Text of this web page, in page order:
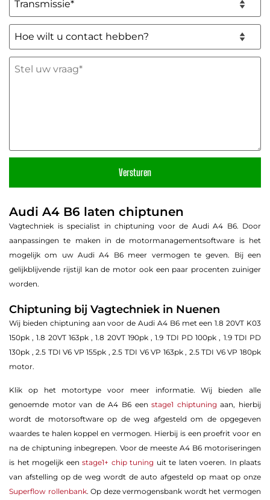
(Vereist)
Hoe
wilt
u
contact
hebben?
uw
vraag
Audi A4 B6 laten chiptunen
Vagtechniek is specialist in chiptuning voor de Audi A4 B6. Door
aanpassingen te maken in de motormanagementsoftware is het
mogelijk om uw Audi A4 B6 meer vermogen te geven. Bij een
gelijkblijvende rijstijl kan de motor ook een paar procenten zuiniger
worden.
Chiptuning bij Vagtechniek in Nuenen
Wij bieden chiptuning aan voor de Audi A4 B6 met een 1.8 20VT K03
150pk , 1.8 20VT 163pk , 1.8 20VT 190pk , 1.9 TDI PD 100pk , 1.9 TDI PD
130pk , 2.5 TDI V6 VP 155pk , 2.5 TDI V6 VP 163pk , 2.5 TDI V6 VP 180pk
motor.
Klik op het motortype voor meer informatie. Wij bieden alle
genoemde motor van de A4 B6 eenstage1 chiptuning aan, hierbij
wordt de motorsoftware op de weg afgesteld om de opgegeven
waardes te halen koppel en vermogen. Hierbij is een proefrit voor en
na de chiptuning inbegrepen. Voor de meeste A4 B6 motoriseringen
is het mogelijk een stage1+ chip tuning uit te laten voeren. In plaats
van afstelling op de weg wordt de auto afgesteld op maat op onze
Superflow rollenbank. Op deze vermogensbank wordt het vermogen
CHIPTUNING ACTIE
Bekijk de actie